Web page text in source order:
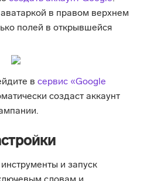
в правом верхнем
полей в открывшейся
в сервис «Google
создаст аккаунт
и запуск